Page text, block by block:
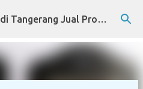
content Distributor Souvenir di Tangerang Jual Produk Promosi Eksklusif Corporate dan Instansi Pemerintah